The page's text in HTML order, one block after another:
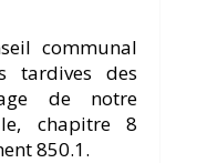
communal
tardives des
de notre
chapitre 8
850.1.